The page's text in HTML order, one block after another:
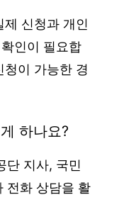
신청과 개인
인이 필요합
청이 가능한 경
하나요?
단 지사, 국민
전화 상담을 활